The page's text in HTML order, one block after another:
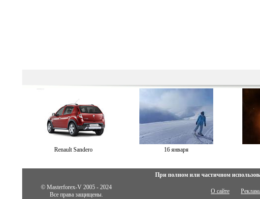
Renault Sandero 16 января
При полном или частичном
© Masterforex-V 2005 - 2024
Все права защищены.
О сайте